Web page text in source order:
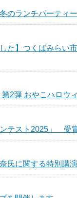
のランチパーティ
した】つくばみら
2弾 おやこハロウ
テスト2025」 受
氏に関する特別講